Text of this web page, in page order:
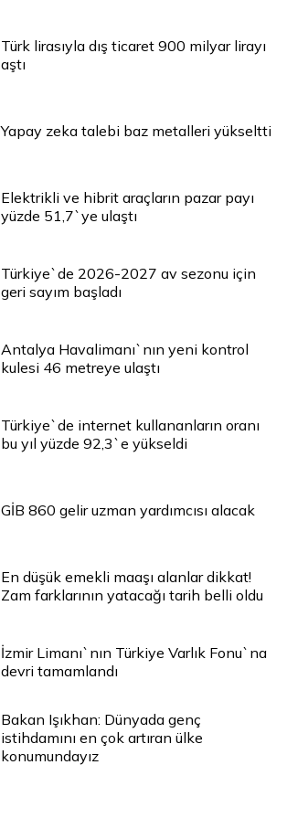
Türk lirasıyla dış ticaret 900 milyar lirayı
aştı
Yapay zeka talebi baz metalleri yükseltti
Elektrikli ve hibrit araçların pazar payı
yüzde 51,7`ye ulaştı
Türkiye`de 2026-2027 av sezonu için
geri sayım başladı
Antalya Havalimanı`nın yeni kontrol
kulesi 46 metreye ulaştı
Türkiye`de internet kullananların oranı
bu yıl yüzde 92,3`e yükseldi
GİB 860 gelir uzman yardımcısı alacak
En düşük emekli maaşı alanlar dikkat!
Zam farklarının yatacağı tarih belli oldu
İzmir Limanı`nın Türkiye Varlık Fonu`na
devri tamamlandı
Bakan Işıkhan: Dünyada genç
istihdamını en çok artıran ülke
konumundayız